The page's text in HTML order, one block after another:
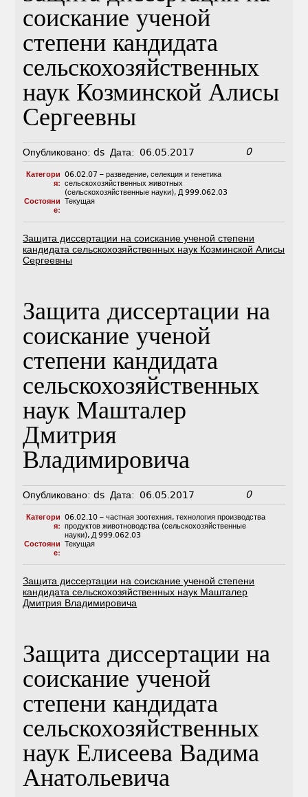
соискание ученой
степени кандидата
сельскохозяйственных
наук Козминской Алисы
Сергеевны
Опубликовано: ds Дата: 06.05.2017 0
Категори
я:
06.02.07 – разведение, селекция и генетика
сельскохозяйственных животных
(сельскохозяйственные науки), Д 999.062.03
Состояни
е:
Текущая
Защита диссертации на соискание ученой степени
кандидата сельскохозяйственных наук Козминской Алисы
Сергеевны
Защита диссертации на
соискание ученой
степени кандидата
сельскохозяйственных
наук Машталер
Дмитрия
Владимировича
Опубликовано: ds Дата: 06.05.2017 0
Категори
я:
06.02.10 – частная зоотехния, технология производства
продуктов животноводства (сельскохозяйственные
науки), Д 999.062.03
Состояни
е:
Текущая
Защита диссертации на соискание ученой степени
кандидата сельскохозяйственных наук Машталер
Дмитрия Владимировича
Защита диссертации на
соискание ученой
степени кандидата
сельскохозяйственных
наук Елисеева Вадима
Анатольевича